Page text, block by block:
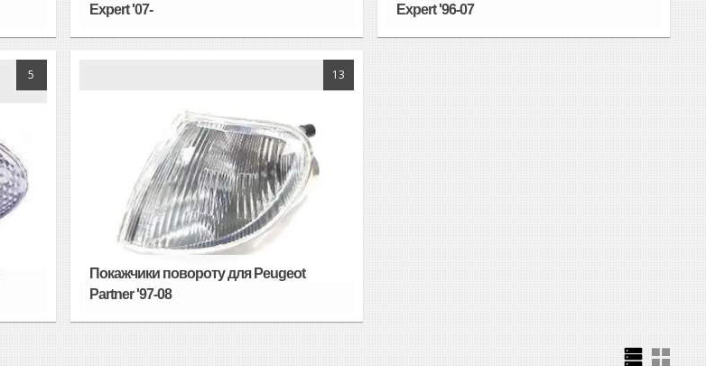
Expert '07-
Expert '96-07
5 13
Покажчики повороту для Peugeot
Partner '97-08